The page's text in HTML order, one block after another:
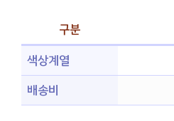
구분
색상계열
배송비